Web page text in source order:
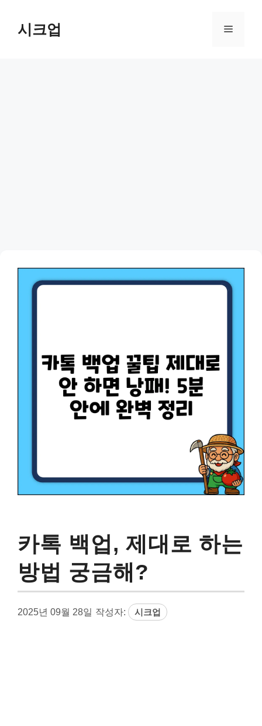
시크업 메
카톡 백업, 제대로 하는
방법 궁금해?
2025년 09월 28일 작성자: 시크업